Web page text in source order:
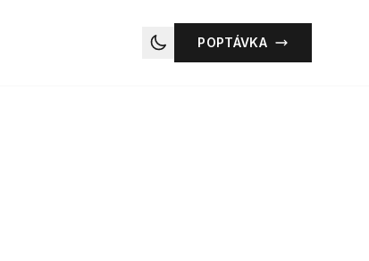
Toggle dark mode
POPTÁVKA